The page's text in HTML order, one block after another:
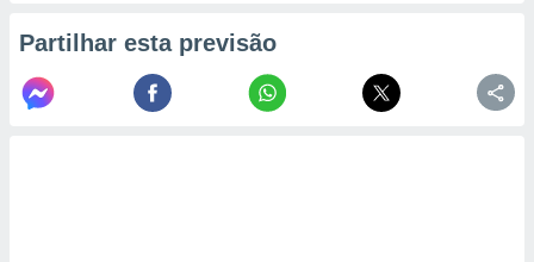
Partilhar esta previsão